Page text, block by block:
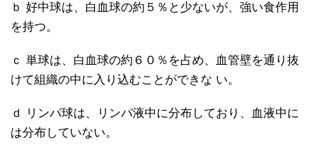
ｂ 好中球は、白血球の約５％と少ないが、強い食作用
を持つ。
ｃ 単球は、白血球の約６０％を占め、血管壁を通り抜
けて組織の中に入り込むことができな い。
ｄ リンパ球は、リンパ液中に分布しており、血液中に
は分布していない。